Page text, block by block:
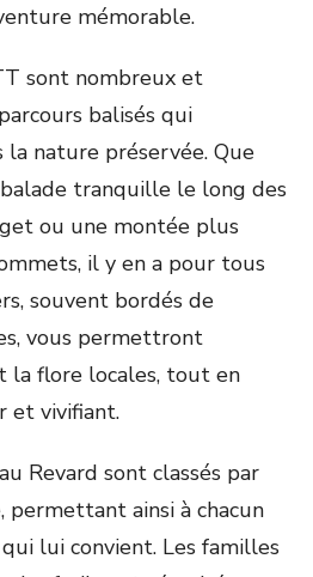
mémorable.
sont nombreux et
balisés qui
nature préservée. Que
tranquille le long des
ou une montée plus
il y en a pour tous
souvent bordés de
vous permettront
la flore locales, tout en
et vivifiant.
Revard sont classés par
permettant ainsi à chacun
lui convient. Les familles